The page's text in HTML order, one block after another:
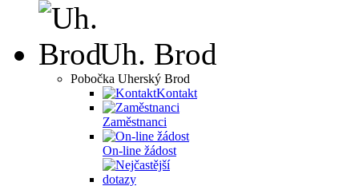
Uh. Brod
Pobočka Uherský Brod
Kontakt
Zaměstnanci
On-line žádost